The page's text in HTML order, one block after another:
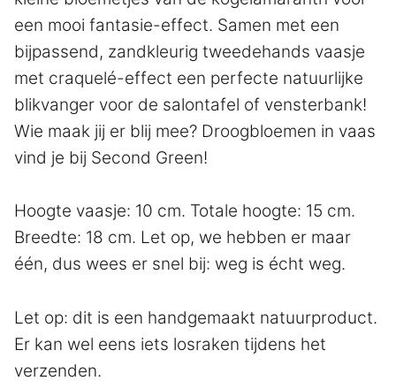
een mooi fantasie-effect. Samen met een
bijpassend, zandkleurig tweedehands vaasje
met craquelé-effect een perfecte natuurlijke
blikvanger voor de salontafel of vensterbank!
Wie maak jij er blij mee? Droogbloemen in vaas
vind je bij Second Green!
Hoogte vaasje: 10 cm. Totale hoogte: 15 cm.
Breedte: 18 cm. Let op, we hebben er maar
één, dus wees er snel bij: weg is écht weg.
Let op: dit is een handgemaakt natuurproduct.
Er kan wel eens iets losraken tijdens het
verzenden.